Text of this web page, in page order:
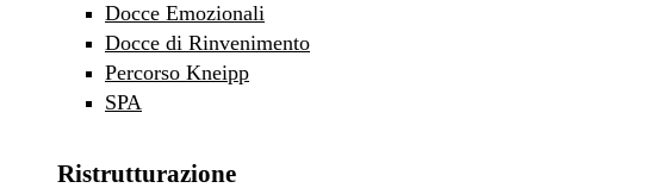
Docce Emozionali
Docce di Rinvenimento
Percorso Kneipp
SPA
Ristrutturazione